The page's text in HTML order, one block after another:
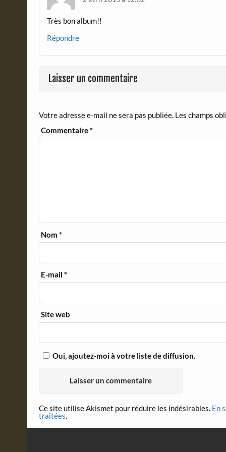
Très bon album!!
Répondre
Laisser un commentaire
Votre adresse e-mail ne sera pas publiée. Les champs
Commentaire*
Nom*
E-mail*
Site web
Oui, ajoutez-moi à votre liste de diffusion.
Ce site utilise Akismet pour réduire les indésirables. En
traitées.